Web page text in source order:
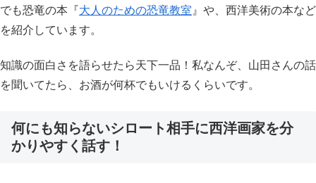
でも恐竜の本『大人のための恐竜教室 』や、西洋美術の本など
を紹介しています。
知識の面白さを語らせたら天下一品！私なんぞ、山田さんの話
を聞いてたら、お酒が何杯でもいけるくらいです。
何にも知らないシロート相手に西洋画家を分
かりやすく話す！